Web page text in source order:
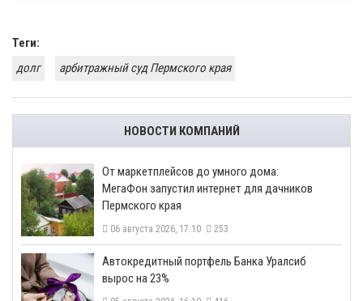
Теги:
долг
арбитражный суд Пермского края
НОВОСТИ КОМПАНИЙ
От маркетплейсов до умного дома:
МегаФон запустил интернет для дачников
Пермского края
06 августа 2026, 17:10 253
​Автокредитный портфель Банка Уралсиб
вырос на 23%